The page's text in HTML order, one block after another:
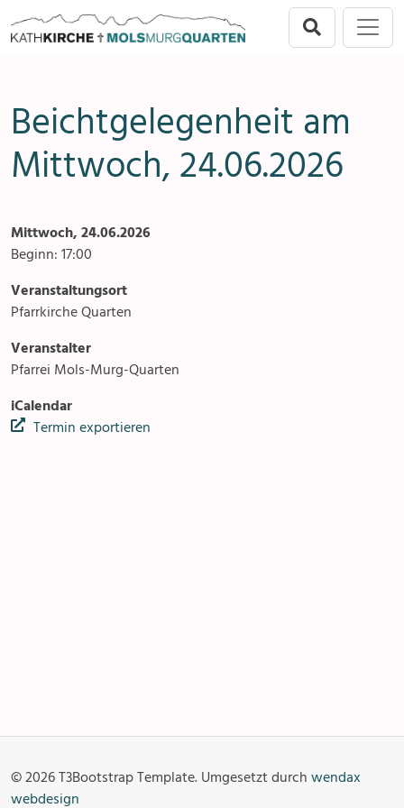
Direkt zur Hauptnavigation springen
Direkt zum Inhalt springen
Beichtgelegenheit am
Mittwoch, 24.06.2026
Mittwoch, 24.06.2026
Beginn: 17:00
Veranstaltungsort
Pfarrkirche Quarten
Veranstalter
Pfarrei Mols-Murg-Quarten
iCalendar
Termin exportieren
© 2026 T3Bootstrap Template. Umgesetzt durch wendax
webdesign
Menu
Flums
Berschis-Tscherlach
Mols-Murg-Quarten
Mols-Murg-Quarten
Gottesdienste
Angebote & Sakramente
Aktuelles & Fotogalerien
Kirchen & Kapellen
Pfarreizentren
Angebot & Sakramente
Aktuelles
Fotogalerie
Links